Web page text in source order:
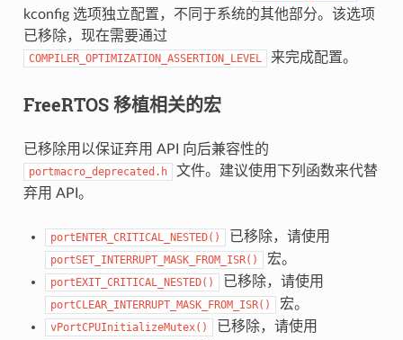
kconfig 选项独立配置，不同于系统的其他部分。该选项
已移除，现在需要通过
COMPILER_OPTIMIZATION_ASSERTION_LEVEL 来完成配置。
FreeRTOS 移植相关的宏
已移除用以保证弃用 API 向后兼容性的
portmacro_deprecated.h
文件。建议使用下列函数来代替
弃用 API。
portENTER_CRITICAL_NESTED() 已移除，请使用
portSET_INTERRUPT_MASK_FROM_ISR() 宏。
portEXIT_CRITICAL_NESTED() 已移除，请使用
portCLEAR_INTERRUPT_MASK_FROM_ISR() 宏。
vPortCPUInitializeMutex() 已移除，请使用